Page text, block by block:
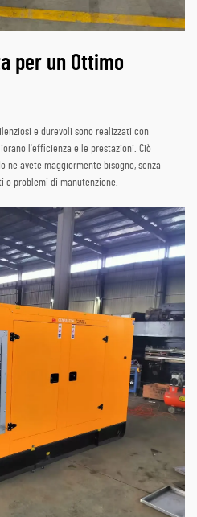
per un Ottimo
e durevoli sono realizzati con
l'efficienza e le prestazioni. Ciò
avete maggiormente bisogno, senza
o problemi di manutenzione.